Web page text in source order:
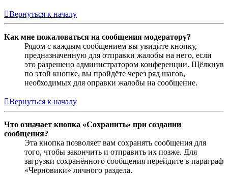
Вернуться к началу
Как мне пожаловаться на сообщения модератору?
Рядом с каждым сообщением вы увидите кнопку,
предназначенную для отправки жалобы на него, если
это разрешено администратором конференции. Щёлкнув
по этой кнопке, вы пройдёте через ряд шагов,
необходимых для оправки жалобы на сообщение.
Вернуться к началу
Что означает кнопка «Сохранить» при создании
сообщения?
Эта кнопка позволяет вам сохранять сообщения для
того, чтобы закончить и отправить их позже. Для
загрузки сохранённого сообщения перейдите в параграф
«Черновики» личного раздела.